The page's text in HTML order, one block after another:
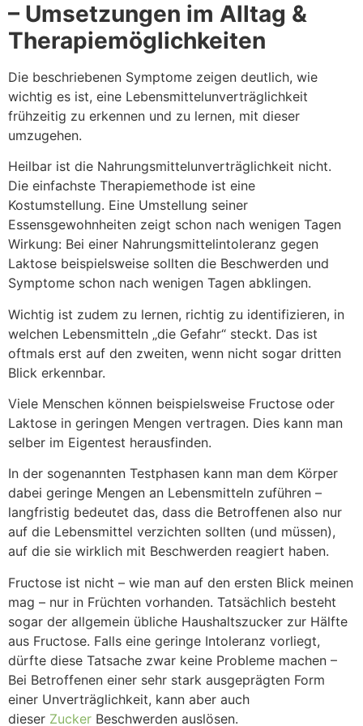
– Umsetzungen im Alltag &
Therapiemöglichkeiten
Die beschriebenen Symptome zeigen deutlich, wie
wichtig es ist, eine Lebensmittelunverträglichkeit
frühzeitig zu erkennen und zu lernen, mit dieser
umzugehen.
Heilbar ist die Nahrungsmittelunverträglichkeit nicht.
Die einfachste Therapiemethode ist eine
Kostumstellung. Eine Umstellung seiner
Essensgewohnheiten zeigt schon nach wenigen Tagen
Wirkung: Bei einer Nahrungsmittelintoleranz gegen
Laktose beispielsweise sollten die Beschwerden und
Symptome schon nach wenigen Tagen abklingen.
Wichtig ist zudem zu lernen, richtig zu identifizieren, in
welchen Lebensmitteln „die Gefahr“ steckt. Das ist
oftmals erst auf den zweiten, wenn nicht sogar dritten
Blick erkennbar.
Viele Menschen können beispielsweise Fructose oder
Laktose in geringen Mengen vertragen. Dies kann man
selber im Eigentest herausfinden.
In der sogenannten Testphasen kann man dem Körper
dabei geringe Mengen an Lebensmitteln zuführen –
langfristig bedeutet das, dass die Betroffenen also nur
auf die Lebensmittel verzichten sollten (und müssen),
auf die sie wirklich mit Beschwerden reagiert haben.
Fructose ist nicht – wie man auf den ersten Blick meinen
mag – nur in Früchten vorhanden. Tatsächlich besteht
sogar der allgemein übliche Haushaltszucker zur Hälfte
aus Fructose. Falls eine geringe Intoleranz vorliegt,
dürfte diese Tatsache zwar keine Probleme machen –
Bei Betroffenen einer sehr stark ausgeprägten Form
einer Unverträglichkeit, kann aber auch
dieser Zucker Beschwerden auslösen.